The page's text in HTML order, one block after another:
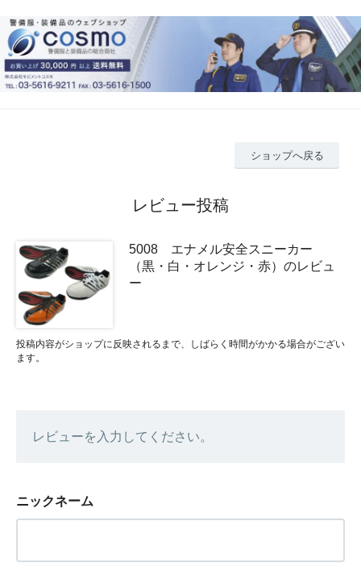
ショップへ戻る
レビュー投稿
5008 エナメル安全スニーカー
（黒・白・オレンジ・赤）のレビュ
ー
投稿内容がショップに反映されるまで、しばらく時間がかかる場合がござい
ます。
レビューを入力してください。
ニックネーム